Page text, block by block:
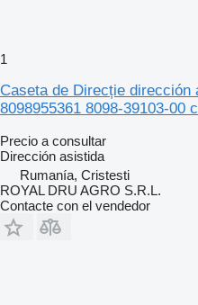
1
Caseta de Direcție dirección
8098955361 8098-39103-00
Precio a consultar
Dirección asistida
Rumanía, Cristesti
ROYAL DRU AGRO S.R.L.
Contacte con el vendedor